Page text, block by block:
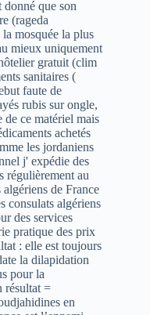
donné que son
(rageda
mosquée la plus
mieux uniquement
gratuit (clim
sanitaires (
faute de
rubis sur ongle,
de ce matériel mais
achetés
les jordaniens
j' expédie des
régulièrement au
de France
consulats algériens
des services
pratique des prix
: elle est toujours
la dilapidation
pour la
résultat =
en